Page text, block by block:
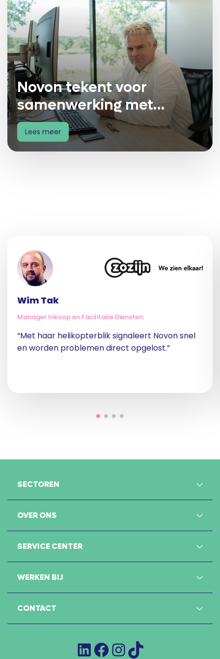
Novon tekent voor
samenwerking met
IKBINDERschap
Lees meer
Wim Tak
Manager Inkoop en Facilitaire Diensten
“Met haar helikopterblik signaleert Novon snel
en worden problemen direct opgelost.”
SECTOREN
OVER ONS
SERVICE CENTER
WERKEN BIJ
CONTACT
LinkedInFacebook
Instagram
TikTok